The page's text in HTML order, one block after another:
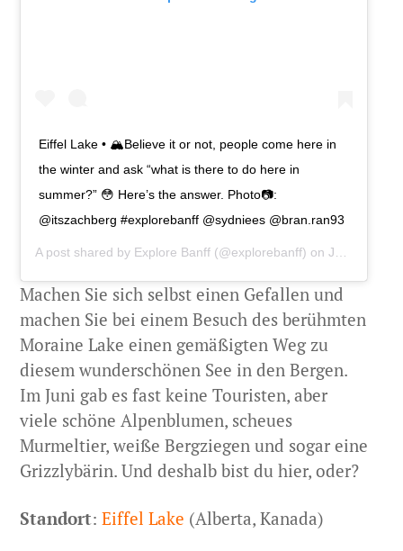
Eiffel Lake • 🏔Believe it or not, people come here in
the winter and ask “what is there to do here in
summer?” 😳 Here’s the answer. Photo📷:
@itszachberg #explorebanff @sydniees @bran.ran93
A post shared by Explore Banff (@explorebanff) onJun 27, 2019 at 11:58am PDT
Machen Sie sich selbst einen Gefallen und
machen Sie bei einem Besuch des berühmten
Moraine Lake einen gemäßigten Weg zu
diesem wunderschönen See in den Bergen.
Im Juni gab es fast keine Touristen, aber
viele schöne Alpenblumen, scheues
Murmeltier, weiße Bergziegen und sogar eine
Grizzlybärin. Und deshalb bist du hier, oder?
Standort:Eiffel Lake (Alberta, Kanada)